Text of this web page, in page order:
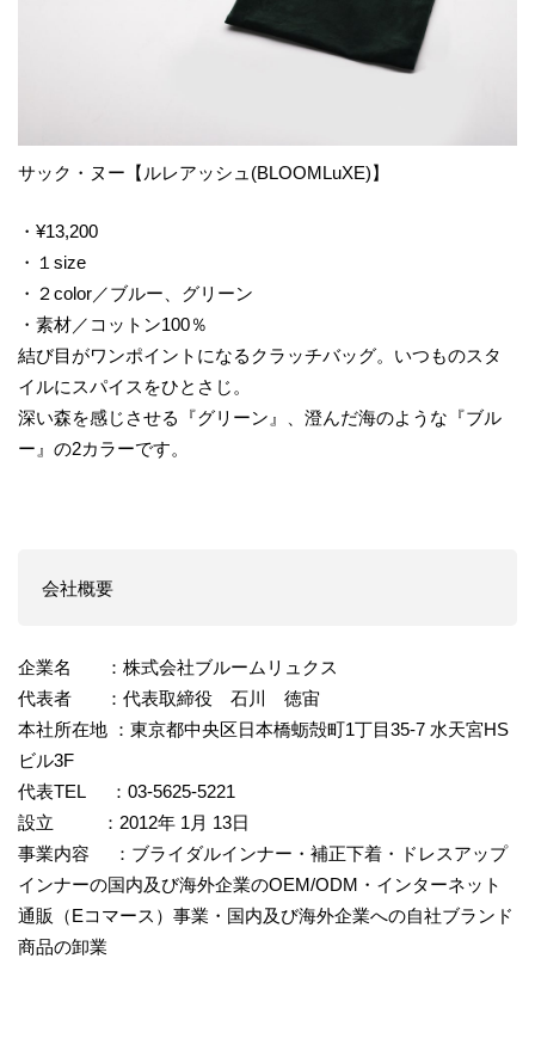
サック・ヌー【ルレアッシュ(BLOOMLuXE)】
・¥13,200
・１size
・２color／ブルー、グリーン
・素材／コットン100％
結び目がワンポイントになるクラッチバッグ。いつものスタ
イルにスパイスをひとさじ。
深い森を感じさせる『グリーン』、澄んだ海のような『ブル
ー』の2カラーです。
会社概要
企業名 ：株式会社ブルームリュクス
代表者 ：代表取締役 石川 徳宙
本社所在地 ：東京都中央区日本橋蛎殻町1丁目35-7 水天宮HS
ビル3F
代表TEL ：03-5625-5221
設立 ：2012年 1月 13日
事業内容 ：ブライダルインナー・補正下着・ドレスアップ
インナーの国内及び海外企業のOEM/ODM・インターネット
通販（Eコマース）事業・国内及び海外企業への自社ブランド
商品の卸業